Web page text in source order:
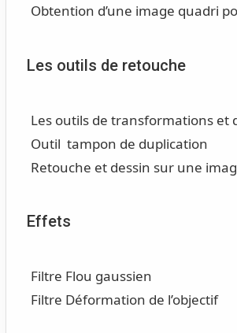
Obtention d’une image quadri
Les outils de retouche
Les outils de transformations et
Outil tampon de duplication
Retouche et dessin sur une
Effets
Filtre Flou gaussien
Filtre Déformation de l’objectif